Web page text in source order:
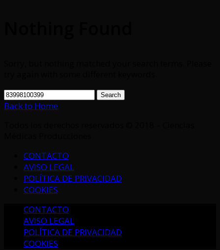
Search
Back to Home
CONTACTO
AVISO LEGAL
POLÍTICA DE PRIVACIDAD
COOKIES
CONTACTO
AVISO LEGAL
POLÍTICA DE PRIVACIDAD
COOKIES